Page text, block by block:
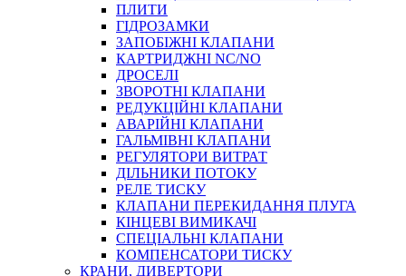
ЧЕРВ`ЯЧНІ
ПРУЖИННІ
НЕЙЛОНОВІ
ПРОРЕЗИНЕНІ
АВТОТОВАРИ
ПЛИТИ
ГІДРОЗАМКИ
ЗАПОБІЖНІ КЛАПАНИ
КАРТРИДЖНІ NC/NO
ДРОСЕЛІ
ЗВОРОТНІ КЛАПАНИ
РЕДУКЦІЙНІ КЛАПАНИ
АВАРІЙНІ КЛАПАНИ
ГАЛЬМІВНІ КЛАПАНИ
РЕГУЛЯТОРИ ВИТРАТ
ДІЛЬНИКИ ПОТОКУ
РЕЛЕ ТИСКУ
КЛАПАНИ ПЕРЕКИДАННЯ ПЛУГА
КІНЦЕВІ ВИМИКАЧІ
СПЕЦІАЛЬНІ КЛАПАНИ
КОМПЕНСАТОРИ ТИСКУ
КРАНИ, ДИВЕРТОРИ